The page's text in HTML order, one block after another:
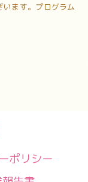
ます。プログラム
ポリシー